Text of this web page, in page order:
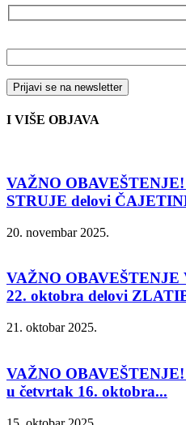
I VIŠE OBJAVA
VAŽNO
STRUJE delovi
20. novembar 2025.
VAŽNO OBAVEŠTENJE
22. oktobra delovi
21. oktobar 2025.
VAŽNO
u četvrtak 16. oktobra...